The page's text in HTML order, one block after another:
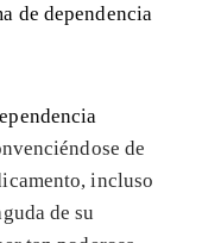
de dependencia
de
incluso
de su